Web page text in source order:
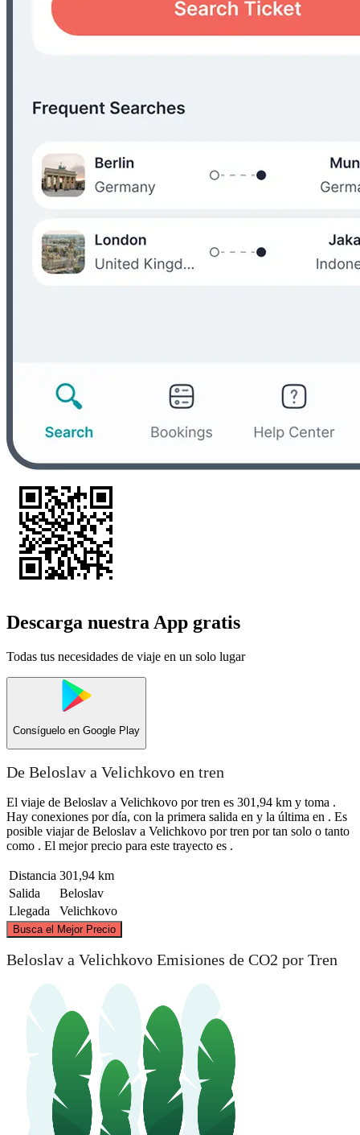
Descarga nuestra App gratis
Todas tus necesidades de viaje en un solo lugar
Consíguelo en Google Play
De Beloslav a Velichkovo en tren
El viaje de Beloslav a Velichkovo por tren es 301,94 km y toma .
Hay conexiones por día, con la primera salida en y la última en . Es
posible viajar de Beloslav a Velichkovo por tren por tan solo o tanto
como . El mejor precio para este trayecto es .
Distancia 301,94 km
Salida
Beloslav
Llegada
Velichkovo
Busca el Mejor Precio
Velichkovo
Beloslav a Velichkovo Emisiones de CO2 por Tren